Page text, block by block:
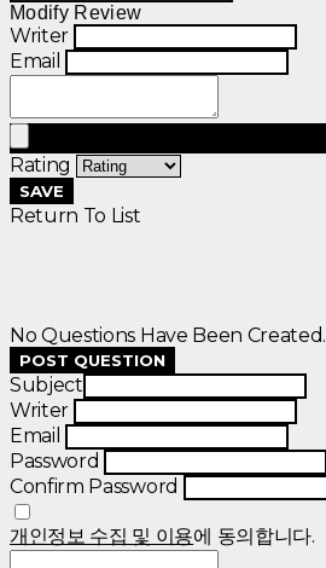
Modify Review
Writer
Email
Rating
SAVE
Return To List
No Questions Have Been Created.
POST QUESTION
Subject
Writer
Email
Password
Confirm Password
개인정보 수집 및 이용에 동의합니다.